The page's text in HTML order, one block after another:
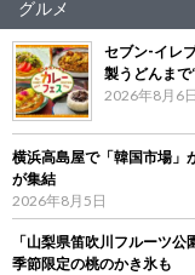
グルメ
セブン‐イレ
製うどんまで
2026年8月6日
横浜高島屋で「韓国市場
が集結
2026年8月5日
「山梨県笛吹川フルーツ
季節限定の桃のかき氷も